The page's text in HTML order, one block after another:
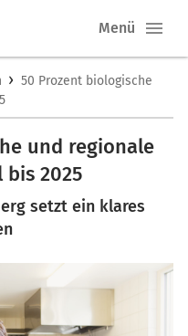
Menü
› 50 Prozent biologische
und regionale
2025
setzt ein klares